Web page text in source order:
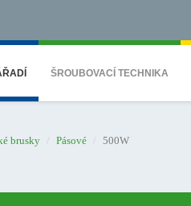
ŠROUBOVACÍ TECHNIKA
brusky Pásové 500W